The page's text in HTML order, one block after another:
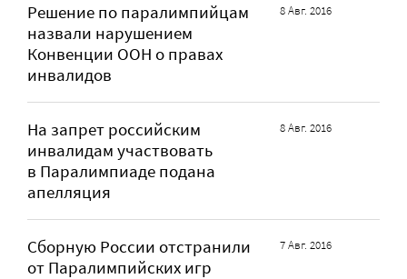
Решение по паралимпийцам
назвали нарушением
Конвенции ООН о правах
инвалидов
8 Авг. 2016
На запрет российским
инвалидам участвовать
в Паралимпиаде подана
апелляция
8 Авг. 2016
Сборную России отстранили
от Паралимпийских игр
7 Авг. 2016